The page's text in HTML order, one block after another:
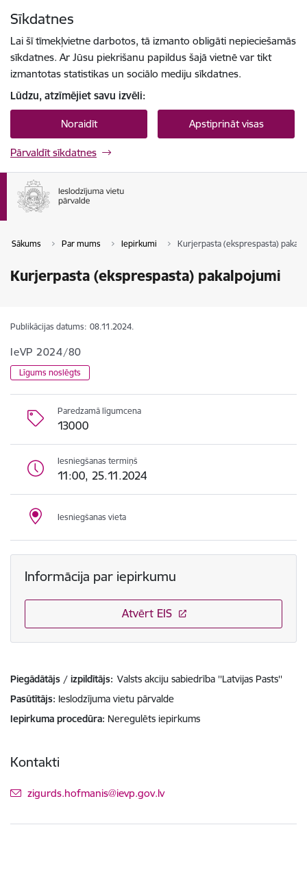
Sīkdatnes
Lai šī tīmekļvietne darbotos, tā izmanto obligāti nepieciešamās
sīkdatnes. Ar Jūsu piekrišanu papildus šajā vietnē var tikt
izmantotas statistikas un sociālo mediju sīkdatnes.
Lūdzu, atzīmējiet savu izvēli:
Noraidīt Apstiprināt visas
Pārvaldīt sīkdatnes
Sākums Par mums Iepirkumi Kurjerpasta (eksprespasta)
Kurjerpasta (eksprespasta) pakalpojumi
Publikācijas datums: 08.11.2024.
IeVP 2024/80
Līgums noslēgts
Paredzamā līgumcena
13000
Iesniegšanas termiņš
11:00, 25.11.2024
Iesniegšanas vieta
Informācija par iepirkumu
Atvērt EIS
Piegādātājs / izpildītājs: Valsts akciju sabiedrība ''Latvijas Pasts''
Pasūtītājs Ieslodzījuma vietu pārvalde
Iepirkuma procedūra Neregulēts iepirkums
Kontakti
E-pasts:
zigurds.hofmanis@ievp.gov.lv